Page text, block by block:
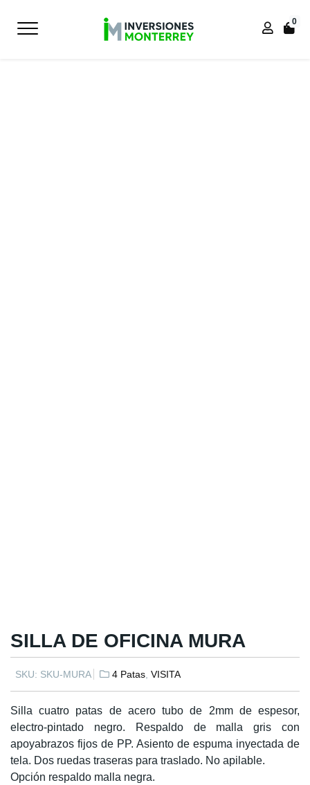
0
Inicio SILLA DE OFICINA MURA
SILLA DE OFICINA MURA
SKU: SKU-MURA 4 Patas, VISITA
Silla cuatro patas de acero tubo de 2mm de espesor,
electro-pintado negro. Respaldo de malla gris con
apoyabrazos fijos de PP. Asiento de espuma inyectada de
tela. Dos ruedas traseras para traslado. No apilable.
Opción respaldo malla negra.